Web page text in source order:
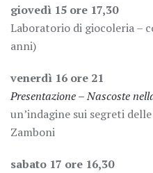
giovedì 15 ore 17,30
Laboratorio di giocoleria –
anni)
venerdì 16 ore 21
Presentazione – Nascoste
un’indagine sui segreti
Zamboni
sabato 17 ore 16,30